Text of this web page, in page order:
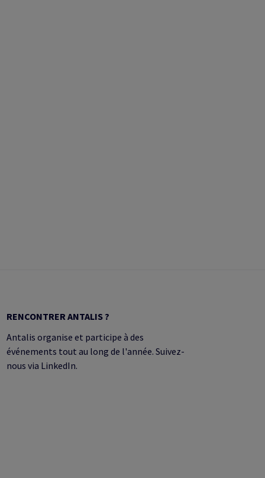
RENCONTRER ANTALIS ?
Antalis organise et participe à des
événements tout au long de l'année. Suivez-
nous via LinkedIn.